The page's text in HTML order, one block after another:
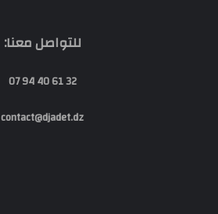
للتواصل معنا:
32 61 40 94 07
contact@djadet.dz